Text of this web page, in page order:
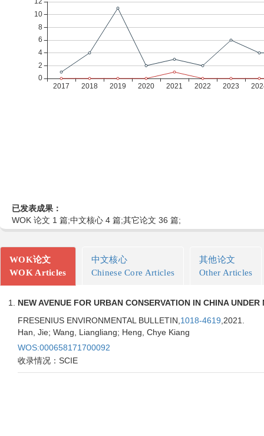
已发表成果：
WOK 论文 1 篇;中文核心 4 篇;其它论文 36 篇;
WOK论文
WOK Articles
中文核心
Chinese Core Articles
其他论文
Other Articles
NEW AVENUE FOR URBAN CONSERVATION IN CHINA
FRESENIUS ENVIRONMENTAL BULLETIN, 1018-4619 ,2021.
Han, Jie; Wang, Liangliang; Heng, Chye Kiang
WOS:000658171700092
收录情况：SCIE